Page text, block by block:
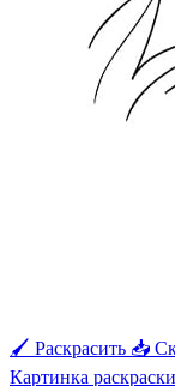
🖌 Раскрасить 📥
Картинка